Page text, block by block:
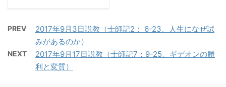
者たちが律法の細かな解
中心を見失い、そのう
え、律法の実践をも怠っ
１．舌は火であり、人
ブは教会の指導者、教師
として、言葉の持つ恐ろ
しさをしばしば経験し
た。教師の心無い一言
PREV
2017年9月3日説教（士師記2： 6-23、人生になぜ試
みがあるのか）
NEXT
2017年9月17日説教（士師記7：9-25、ギデオンの勝
利と変質）